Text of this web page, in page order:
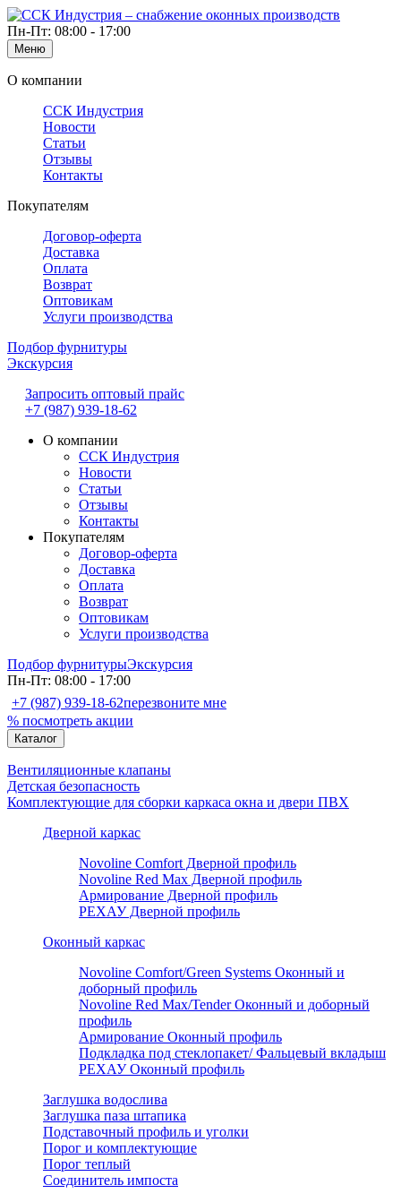
Пн-Пт: 08:00 - 17:00
Меню
О компании
ССК Индустрия
Новости
Статьи
Отзывы
Контакты
Покупателям
Договор-оферта
Доставка
Оплата
Возврат
Оптовикам
Услуги производства
Подбор фурнитуры
Экскурсия
Запросить оптовый прайс
+7 (987) 939-18-62
О компании
ССК Индустрия
Новости
Статьи
Отзывы
Контакты
Покупателям
Договор-оферта
Доставка
Оплата
Возврат
Оптовикам
Услуги производства
Подбор фурнитурыЭкскурсия
Пн-Пт: 08:00 - 17:00
+7 (987) 939-18-62перезвоните мне
% посмотреть акции
Каталог
Вентиляционные клапаны
Детская безопасность
Комплектующие для сборки каркаса окна и двери ПВХ
Дверной каркас
Novoline Comfort Дверной профиль
Novoline Red Мax Дверной профиль
Армирование Дверной профиль
РЕХАУ Дверной профиль
Оконный каркас
Novoline Comfort/Green Systems Оконный и
доборный профиль
Novoline Red Max/Tender Оконный и доборный
профиль
Армирование Оконный профиль
Подкладка под стеклопакет/ Фальцевый вкладыш
РЕХАУ Оконный профиль
Заглушка водослива
Заглушка паза штапика
Подставочный профиль и уголки
Порог и комплектующие
Порог теплый
Соединитель импоста